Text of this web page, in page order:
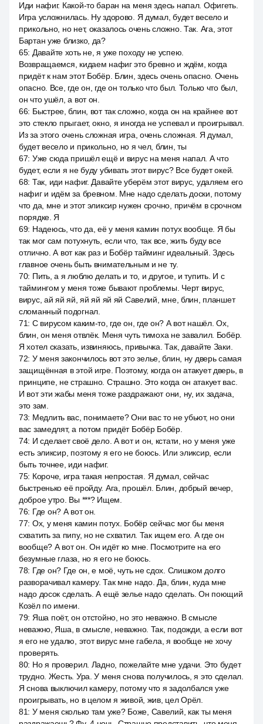
Иди нафиг. Какой-то баран на меня здесь напал. Офигеть.
Игра усложнилась. Ну здорово. Я думал, будет весело и
прикольно, но нет, оказалось очень сложно. Так. Ага, этот
Бартан уже близко, да?
65: Давайте хоть не, я уже походу не успею.
Возвращаемся, кидаем нафиг это бревно и ждём, когда
придёт к нам этот Бобёр. Блин, здесь очень опасно. Очень
опасно. Все, где он, где он только что был. Только что был,
он что ушёл, а вот он.
66: Быстрее, блин, вот так сложно, когда он на крайнее вот
это стекло прыгает, окно, я иногда не успевал и проигрывал.
Из за этого очень сложная игра, очень сложная. Я думал,
будет весело и прикольно, но я чел, блин, ты
67: Уже сюда пришёл ещё и вирус на меня напал. А что
будет, если я не буду убивать этот вирус? Все будет окей.
68: Так, иди нафиг. Давайте уберём этот вирус, удаляем его
нафиг и идём за бревном. Мне надо сделать доски, потому
что да, мне и этот эликсир нужен срочно, причём в срочном
порядке. Я
69: Надеюсь, что да, её у меня камин потух вообще. Я бы
так мог сам потухнуть, если что, так все, жить буду все
отлично. А вот как раз и Бобёр тайминг идеальный. Здесь
главное очень быть внимательным и не ту.
70: Пить, а я люблю делать и то, и другое, и тупить. И с
таймингом у меня тоже бывают проблемы. Черт вирус,
вирус, ай яй яй, яй яй яй яй Савелий, мне, блин, планшет
сломанный подогнал.
71: С вирусом каким-то, где он, где он? А вот нашёл. Ох,
блин, он меня отвлёк. Меня чуть тимоха не завалил. Бобёр.
Я хотел сказать, извиняюсь, привычка. Так, давайте Заки.
72: У меня закончилось вот это зелье, блин, ну дверь самая
защищённая в этой игре. Поэтому, когда он атакует дверь, в
принципе, не страшно. Страшно. Это когда он атакует вас.
И вот эти жабы меня тоже раздражают они, ну, их задача,
это зам.
73: Медлить вас, понимаете? Они вас то не убьют, но они
вас замедлят, а потом придёт Бобёр Бобёр.
74: И сделает своё дело. А вот и он, кстати, но у меня уже
есть эликсир, поэтому я его не боюсь. Или эликсир, если
быть точнее, иди нафиг.
75: Короче, игра такая непростая. Я думал, сейчас
быстренько её пройду. Ага, прошёл. Блин, добрый вечер,
доброе утро. Вы ***? Ищем.
76: Где он? А вот он.
77: Ох, у меня камин потух. Бобёр сейчас мог бы меня
схватить за пипу, но не схватил. Так ищем его. А где он
вообще? А вот он. Он идёт ко мне. Посмотрите на его
безумные глаза, но я его не боюсь.
78: Где он? Где он, е моё, чуть не сдох. Слишком долго
разворачивал камеру. Так мне надо. Да, блин, куда мне
надо досок сделать. А ещё зелье надо сделать. Он поющий
Козёл по имени.
79: Яша поёт, он отстойно, но это неважно. В смысле
неважно, Яша, в смысле, неважно. Так, подожди, а если вот
я его не удалю, этот вирус мне габела, я вообще не хочу
проверять.
80: Но я проверил. Ладно, пожелайте мне удачи. Это будет
трудно. Жесть. Ура. У меня снова получилось, я это сделал.
Я снова выключил камеру, потому что я задолбался уже
проигрывать, но в целом я живой, жив, цел Орёл.
81: У меня сколько там уже? Боже, Савелий, как ты меня